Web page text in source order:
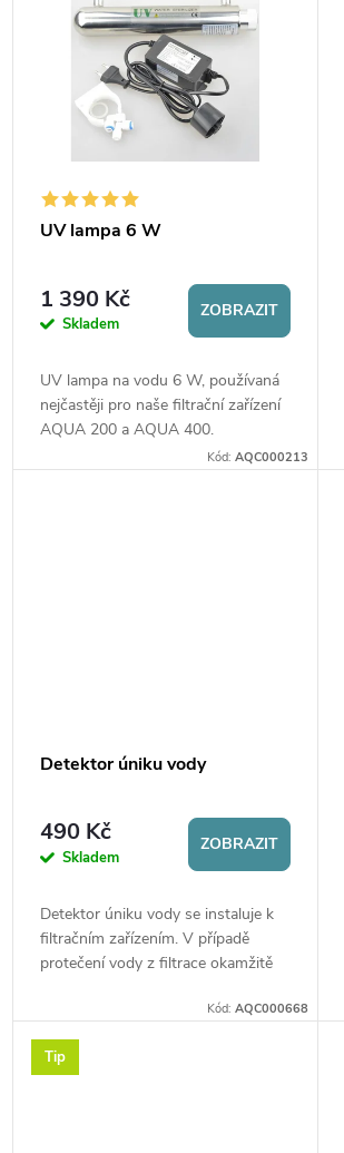
u
UV lampa 6 W
1 390 Kč
Skladem
ZOBRAZIT
UV lampa na vodu 6 W, používaná
nejčastěji pro naše filtrační zařízení
AQUA 200 a AQUA 400.
Kód:AQC000213
Detektor úniku vody
490 Kč
Skladem
ZOBRAZIT
Detektor úniku vody se instaluje k
filtračním zařízením. V případě
protečení vody z filtrace okamžitě
Kód:AQC000668
Tip